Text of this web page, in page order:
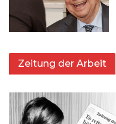
Zeitung der Arbeit